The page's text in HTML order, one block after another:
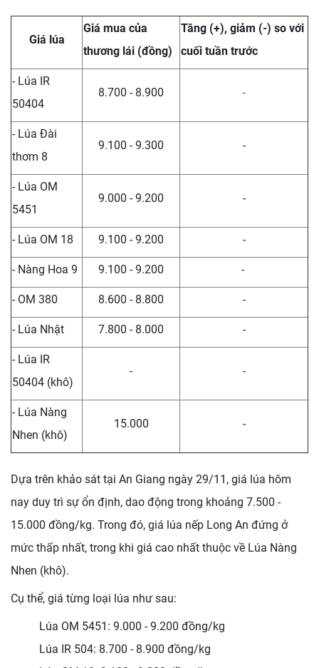
Giá lúa
Giá mua của
thương lái (đồng)
Tăng (+), giảm (-) so với
cuối tuần trước
- Lúa IR
50404
8.700 - 8.900 -
- Lúa Đài
thơm 8
9.100 - 9.300 -
- Lúa OM
5451
9.000 - 9.200 -
- Lúa OM 18 9.100 - 9.200 -
- Nàng Hoa 9 9.100 - 9.200 -
- OM 380 8.600 - 8.800 -
- Lúa Nhật 7.800 - 8.000 -
- Lúa IR
50404 (khô)
- -
- Lúa Nàng
Nhen (khô)
15.000 -
Dựa trên khảo sát tại An Giang ngày 29/11, giá lúa hôm
nay duy trì sự ổn định, dao động trong khoảng 7.500 -
15.000 đồng/kg. Trong đó, giá lúa nếp Long An đứng ở
mức thấp nhất, trong khi giá cao nhất thuộc về Lúa Nàng
Nhen (khô).
Cụ thể, giá từng loại lúa như sau:
Lúa OM 5451: 9.000 - 9.200 đồng/kg
Lúa IR 504: 8.700 - 8.900 đồng/kg